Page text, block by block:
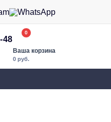
48
0
Ваша корзина
0 руб.